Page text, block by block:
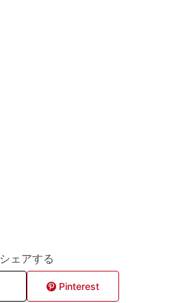
シェアする
Pinterest